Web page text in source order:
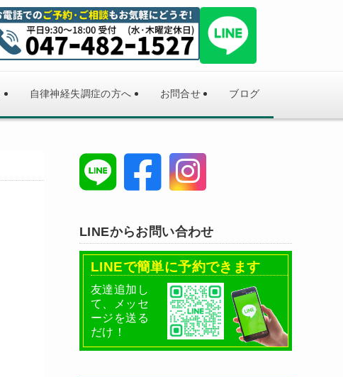
自律神経失調症の方へ お問合せ ブログ
LINEからお問い合わせ
LINEで簡単に予約できます
友達追加し
て、メッセ
ージを送る
だけ！